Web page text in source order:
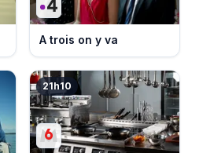
A trois on y va
21h10